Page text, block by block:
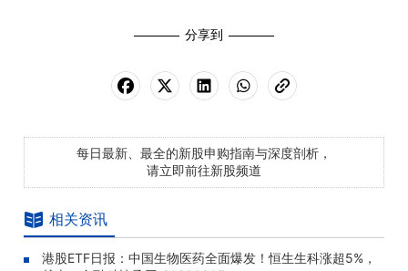
分享到
每日最新、最全的新股申购指南与深度剖析，
请立即前往新股频道
相关资讯
港股ETF日报：中国生物医药全面爆发！恒生生科涨超5%，